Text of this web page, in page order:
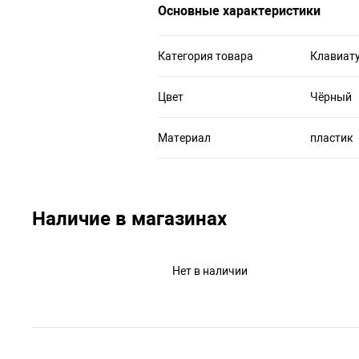
Основные характеристики
Категория товара
Цвет Чёрный
Материал пластик
Наличие в магазинах
Нет в наличии